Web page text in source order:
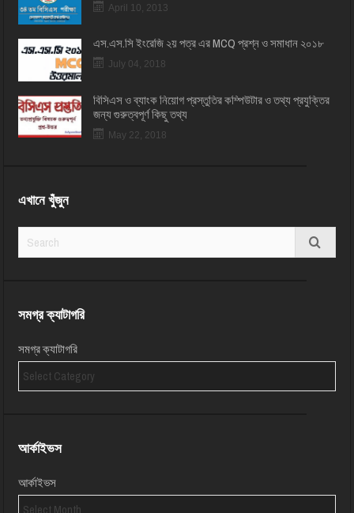
April 10, 2013
এস.এস.সি ইংরেজি ২য় পত্র এর MCQ প্রশ্ন ও সমাধান ২০১৮
July 04, 2018
বিসিএস ও ব্যাংক নিয়োগ প্রস্তুতির কম্পিউটার ও তথ্য প্রযুক্তির
জন্য গুরুত্বপূর্ণ কিছু তথ্য
May 22, 2018
এখানে খুঁজুন
সমগ্র ক্যাটাগরি
সমগ্র ক্যাটাগরি
আর্কাইভস
আর্কাইভস